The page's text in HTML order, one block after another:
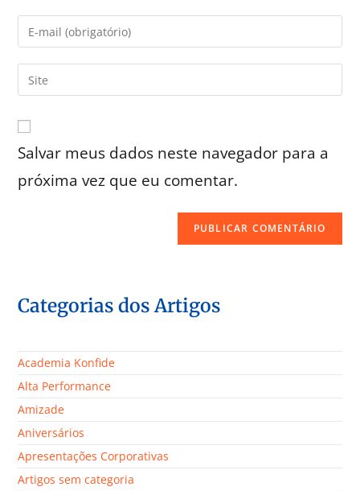
Salvar meus dados neste navegador para a
próxima vez que eu comentar.
Categorias dos Artigos
Academia Konfide
Alta Performance
Amizade
Aniversários
Apresentações Corporativas
Artigos sem categoria